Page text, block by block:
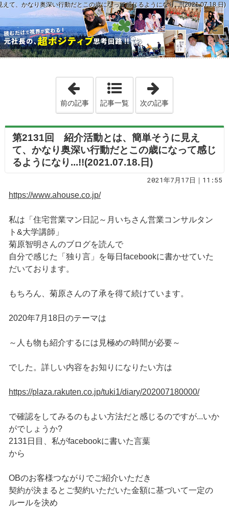
て、かなり奥深い行動だとこの歳になって感じるようになり...!!(2021.07.18.日)
「第2130回 トップセールスマンとは
前の記事 記事一覧 次の記事
第2131回 紹介活動とは、簡単そうに見え
て、かなり奥深い行動だとこの歳になって感じ
るようになり...!!(2021.07.18.日)
2021年7月17日｜11:55
https://www.ahouse.co.jp/
私は「住宅営業マン日記～月いちさん営業コンサルタン
ト&大学講師」
菊原智明さんのブログを読んで
自分で感じた「独り言」を毎日facebookに書かせていた
だいております。
もちろん、菊原さんの了承を得て続けています。
2020年7月18日のテーマは
～人も物も紹介するには見極めの時間が必要～
でした。詳しい内容をお知りになりたい方は
https://plaza.rakuten.co.jp/tuki1/diary/202007180000/
で確認をしてみるのもよい方法だと感じるのですが...いか
がでしょうか?
2131日目、私がfacebookに書いた言葉
から
OBのお客様つながりでご紹介いただき
契約が決まるとご契約いただいた金額に基づいて一定の
ルールを決め